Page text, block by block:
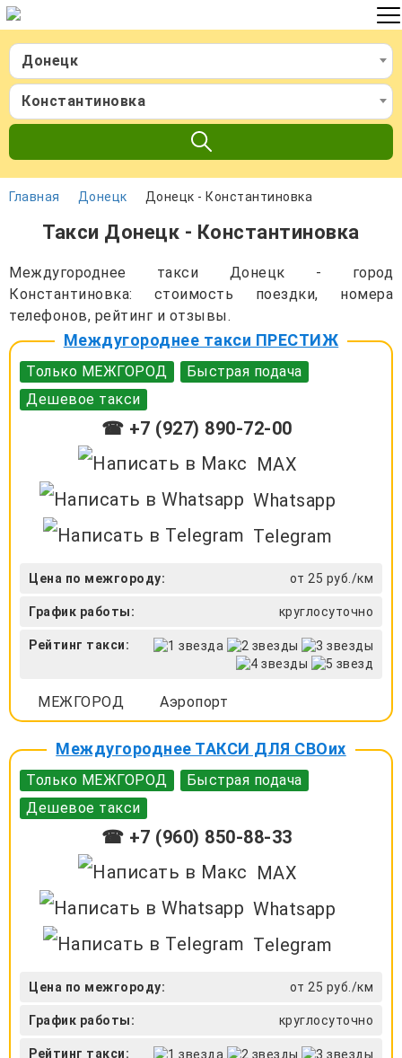
Донецк
Константиновка
Главная Донецк Донецк - Константиновка
Такси Донецк - Константиновка
Междугороднее такси Донецк - город
Константиновка: стоимость поездки, номера
телефонов, рейтинг и отзывы.
Междугороднее такси ПРЕСТИЖ
Только МЕЖГОРОД
Быстрая подача
Дешевое такси
☎ +7 (927) 890-72-00
MAX
Whatsapp
Telegram
Цена по межгороду: от 25 руб./км
График работы: круглосуточно
Рейтинг такси:
МЕЖГОРОД Аэропорт
Междугороднее ТАКСИ ДЛЯ СВОих
Только МЕЖГОРОД
Быстрая подача
Дешевое такси
☎ +7 (960) 850-88-33
MAX
Whatsapp
Telegram
Цена по межгороду: от 25 руб./км
График работы: круглосуточно
Рейтинг такси: